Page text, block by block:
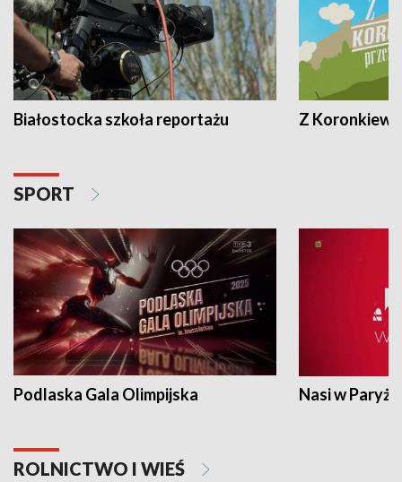
Białostocka szkoła reportażu Z
SPORT
Podlaska Gala Olimpijska Nasi w Paryżu
ROLNICTWO I WIEŚ